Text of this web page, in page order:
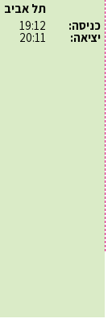
כניסה:
יציאה:
תל אביב
19:12
20:11